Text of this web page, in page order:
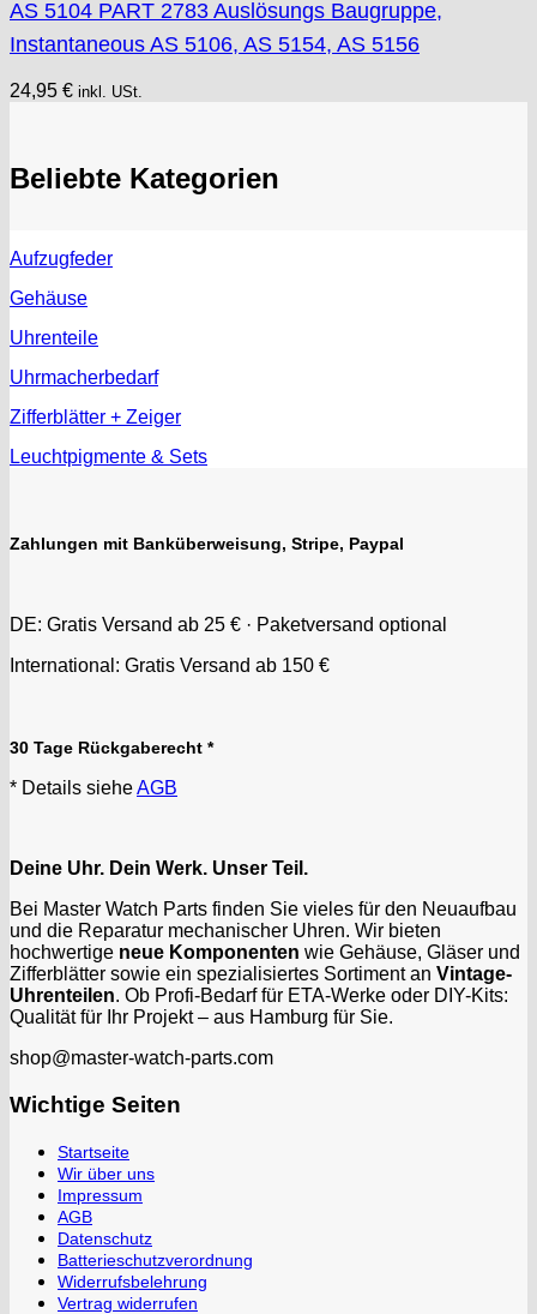
AS 5104 PART 2783 Auslösungs Baugruppe,
Instantaneous AS 5106, AS 5154, AS 5156
24,95 € inkl. USt.
Beliebte Kategorien
Aufzugfeder
Gehäuse
Uhrenteile
Uhrmacherbedarf
Zifferblätter + Zeiger
Leuchtpigmente & Sets
Zahlungen mit Banküberweisung, Stripe, Paypal
DE: Gratis Versand ab 25 € · Paketversand optional
International: Gratis Versand ab 150 €
30 Tage Rückgaberecht *
* Details sieheAGB
Deine Uhr. Dein Werk. Unser Teil.
Bei Master Watch Parts finden Sie vieles für den Neuaufbau
und die Reparatur mechanischer Uhren. Wir bieten
hochwertige neue Komponenten wie Gehäuse, Gläser und
Zifferblätter sowie ein spezialisiertes Sortiment an Vintage-
Uhrenteilen. Ob Profi-Bedarf für ETA-Werke oder DIY-Kits:
Qualität für Ihr Projekt – aus Hamburg für Sie.
shop@master-watch-parts.com
Wichtige Seiten
Startseite
Wir über uns
Impressum
AGB
Datenschutz
Batterieschutzverordnung
Widerrufsbelehrung
Vertrag widerrufen